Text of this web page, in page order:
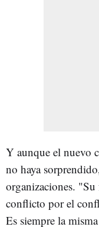
Y aunque el nuevo
no haya
organizaciones.
conflicto por el
Es siempre la